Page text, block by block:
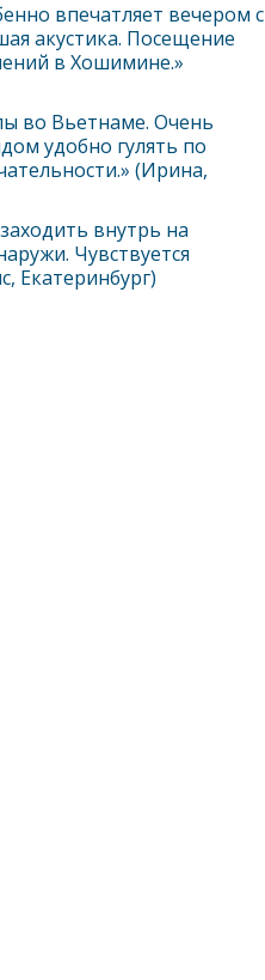
впечатляет вечером с
акустика. Посещение
в Хошимине.»
во Вьетнаме. Очень
удобно гулять по
(Ирина,
внутрь на
Чувствуется
Екатеринбург)